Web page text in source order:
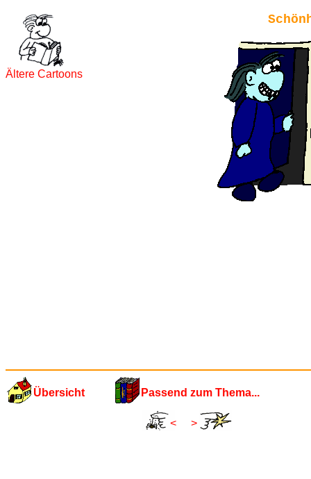
Ältere Cartoons
Übersicht Passend zum Thema...
< >